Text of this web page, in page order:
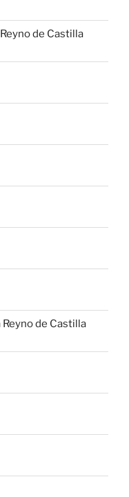
de Castilla
de Castilla